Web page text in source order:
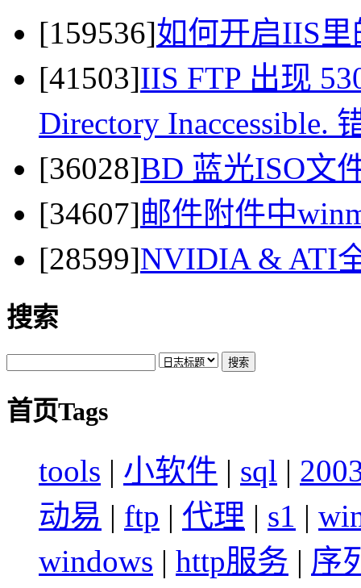
[159536]如何开启IIS里
[41503]IIS FTP 出现
Directory Inaccessible.
[36028]BD 蓝光ISO文
[34607]邮件附件中
[28599]NVIDIA & ATI
搜索
首页Tags
tools | 小软件 | sql |
动易 | ftp | 代理 | s1 |
windows | http服务 | 序